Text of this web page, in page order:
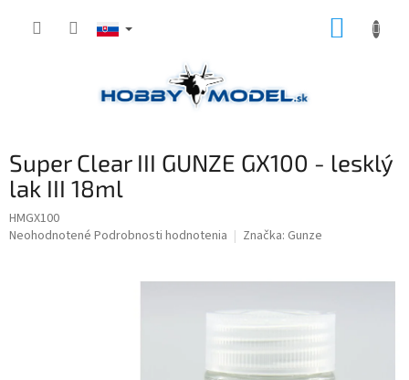
Super Clear III GUNZE GX100 - lesklý
lak III 18ml
HMGX100
Priemerné
Neohodnotené Podrobnosti hodnotenia Značka: Gunze